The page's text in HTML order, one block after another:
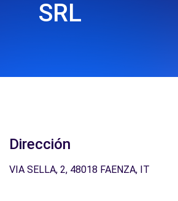
SRL
Dirección
VIA SELLA, 2, 48018 FAENZA, IT